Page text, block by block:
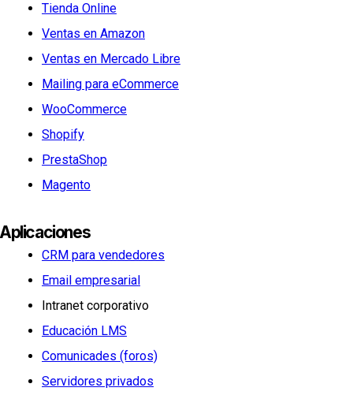
Tienda Online
Ventas en Amazon
Ventas en Mercado Libre
Mailing para eCommerce
WooCommerce
Shopify
PrestaShop
Magento
Aplicaciones
CRM para vendedores
Email empresarial
Intranet corporativo
Educación LMS
Comunicades (foros)
Servidores privados